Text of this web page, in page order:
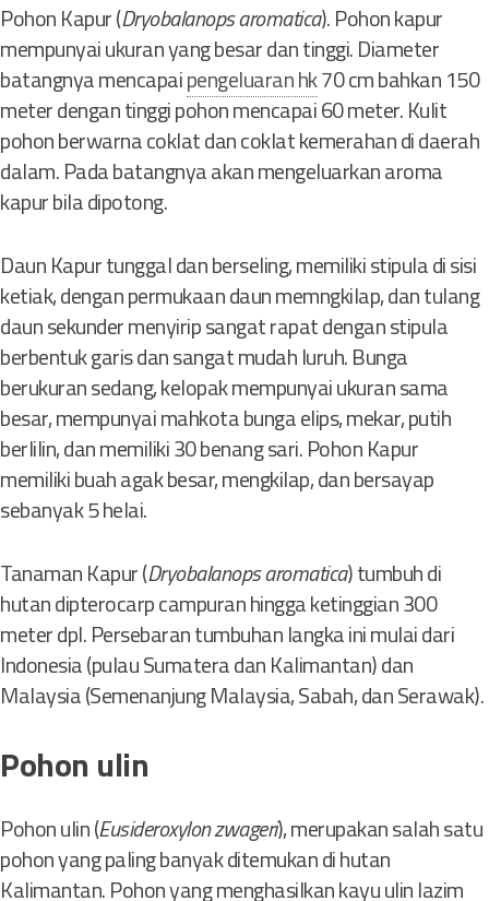
Pohon Kapur (Dryobalanops aromatica). Pohon kapur
mempunyai ukuran yang besar dan tinggi. Diameter
batangnya mencapaipengeluaran hk70 cm bahkan 150
meter dengan tinggi pohon mencapai 60 meter. Kulit
pohon berwarna coklat dan coklat kemerahan di daerah
dalam. Pada batangnya akan mengeluarkan aroma
kapur bila dipotong.
Daun Kapur tunggal dan berseling, memiliki stipula di sisi
ketiak, dengan permukaan daun memngkilap, dan tulang
daun sekunder menyirip sangat rapat dengan stipula
berbentuk garis dan sangat mudah luruh. Bunga
berukuran sedang, kelopak mempunyai ukuran sama
besar, mempunyai mahkota bunga elips, mekar, putih
berlilin, dan memiliki 30 benang sari. Pohon Kapur
memiliki buah agak besar, mengkilap, dan bersayap
sebanyak 5 helai.
Tanaman Kapur (Dryobalanops aromatica) tumbuh di
hutan dipterocarp campuran hingga ketinggian 300
meter dpl. Persebaran tumbuhan langka ini mulai dari
Indonesia (pulau Sumatera dan Kalimantan) dan
Malaysia (Semenanjung Malaysia, Sabah, dan Serawak).
Pohon ulin
Pohon ulin (Eusideroxylon zwageri), merupakan salah satu
pohon yang paling banyak ditemukan di hutan
Kalimantan. Pohon yang menghasilkan kayu ulin lazim